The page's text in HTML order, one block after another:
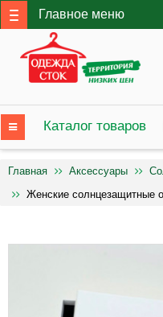
Главное меню
Каталог товаров
Главная Аксессуары
Женские солнцезащитные